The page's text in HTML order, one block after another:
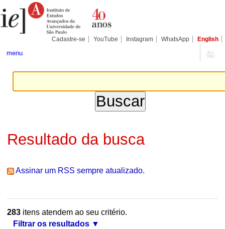
para
conteúdo.
Pessoais
Cadastre-se YouTube Instagram WhatsApp English
menu
Resultado da busca
Assinar um RSS sempre atualizado.
283itens atendem ao seu critério.
Filtrar os resultados